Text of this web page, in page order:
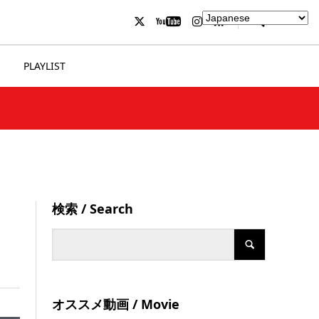
PLAYLIST
検索 / Search
オススメ動画 / Movie